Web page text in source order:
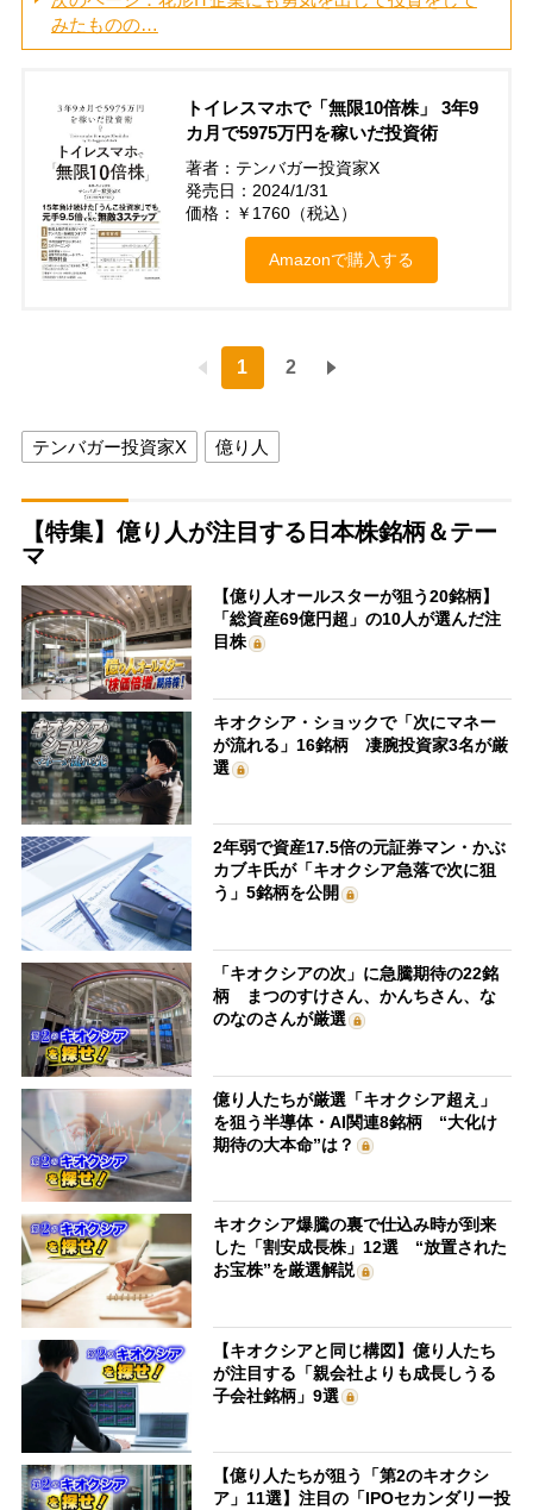
みたものの…
トイレスマホで「無限10倍株」 3年9
カ月で5975万円を稼いだ投資術
著者：テンバガー投資家X
発売日：2024/1/31
価格：￥1760（税込）
Amazonで購入する
1 2
テンバガー投資家X 億り人
【特集】億り人が注目する日本株銘柄＆テー
マ
【億り人オールスターが狙う20銘柄】
「総資産69億円超」の10人が選んだ注
目株
キオクシア・ショックで「次にマネー
が流れる」16銘柄 凄腕投資家3名が厳
選
2年弱で資産17.5倍の元証券マン・かぶ
カブキ氏が「キオクシア急落で次に狙
う」5銘柄を公開
「キオクシアの次」に急騰期待の22銘
柄 まつのすけさん、かんちさん、な
のなのさんが厳選
億り人たちが厳選「キオクシア超え」
を狙う半導体・AI関連8銘柄 “大化け
期待の大本命”は？
キオクシア爆騰の裏で仕込み時が到来
した「割安成長株」12選 “放置された
お宝株”を厳選解説
【キオクシアと同じ構図】億り人たち
が注目する「親会社よりも成長しうる
子会社銘柄」9選
【億り人たちが狙う「第2のキオクシ
ア」11選】注目の「IPOセカンダリー投